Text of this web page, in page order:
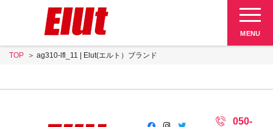
MENU
Elut 販売終了品
SUPPORT
TOP ag310-lfl_11 | Elut(エルト）ブランド
050-